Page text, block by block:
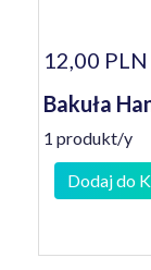
12,00 PLN
Bakuła
1 produkt/y
Dodaj do